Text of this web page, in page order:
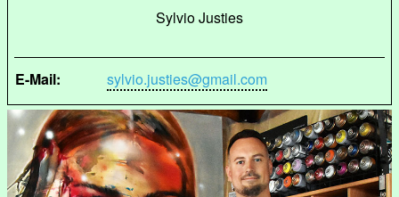
Sylvio Justies
E-Mail: sylvio.justies@gmail.com